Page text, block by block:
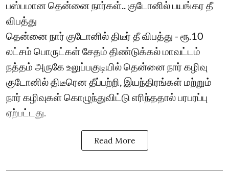
பஸ்பமான தென்னை நார்கள்.. குடோனில் பயங்கர தீ
விபத்து
தென்னை நார் குடோனில் திடீர் தீ விபத்து - ரூ.10
லட்சம் பொருட்கள் சேதம் திண்டுக்கல் மாவட்டம்
நத்தம் அருகே உலுப்பகுடியில் தென்னை நார் கழிவு
குடோனில் திடீரென தீப்பற்றி, இயந்திரங்கள் மற்றும்
நார் கழிவுகள் கொழுந்துவிட்டு எரிந்ததால் பரபரப்பு
ஏற்பட்டது.
Read More